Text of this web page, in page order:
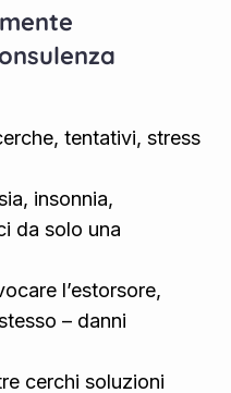
tentativi, stress
insonnia,
da solo una
l’estorsore,
– danni
cerchi soluzioni